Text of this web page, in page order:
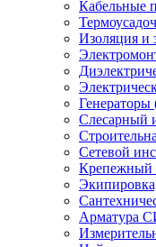
Кабельные
Изоляция и
Генераторы
Слесарный
Сетевой
Крепежный
Арматура